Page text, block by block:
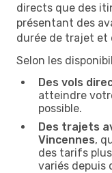
directs que des
présentant des
durée de trajet et
Selon les
Des vols
atteindre
possible.
Des trajets
Vincennes,
des tarifs
variés depuis